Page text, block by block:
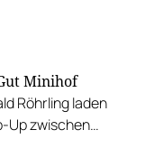
Minihof
Röhrling laden
Up zwischen